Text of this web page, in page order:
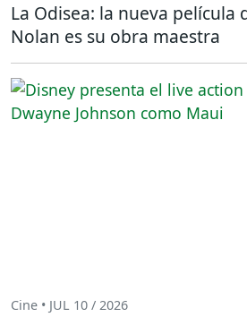
La Odisea: la nueva película
Nolan es su obra maestra
Cine • JUL 10 / 2026